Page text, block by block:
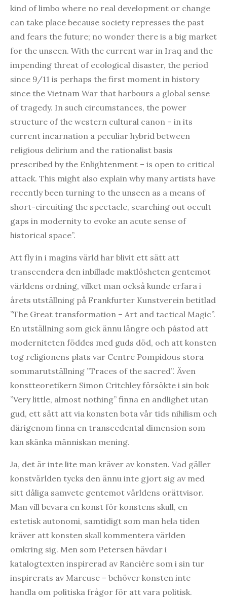
kind of limbo where no real development or change
can take place because society represses the past
and fears the future; no wonder there is a big market
for the unseen. With the current war in Iraq and the
impending threat of ecological disaster, the period
since 9/11 is perhaps the first moment in history
since the Vietnam War that harbours a global sense
of tragedy. In such circumstances, the power
structure of the western cultural canon – in its
current incarnation a peculiar hybrid between
religious delirium and the rationalist basis
prescribed by the Enlightenment – is open to critical
attack. This might also explain why many artists have
recently been turning to the unseen as a means of
short-circuiting the spectacle, searching out occult
gaps in modernity to evoke an acute sense of
historical space”.
Att fly in i magins värld har blivit ett sätt att
transcendera den inbillade maktlösheten gentemot
världens ordning, vilket man också kunde erfara i
årets utställning på Frankfurter Kunstverein betitlad
”The Great transformation – Art and tactical Magic”.
En utställning som gick ännu längre och påstod att
moderniteten föddes med guds död, och att konsten
tog religionens plats var Centre Pompidous stora
sommarutställning ”Traces of the sacred”. Även
konstteoretikern Simon Critchley försökte i sin bok
”Very little, almost nothing” finna en andlighet utan
gud, ett sätt att via konsten bota vår tids nihilism och
därigenom finna en transcedental dimension som
kan skänka människan mening.
Ja, det är inte lite man kräver av konsten. Vad gäller
konstvärlden tycks den ännu inte gjort sig av med
sitt dåliga samvete gentemot världens orättvisor.
Man vill bevara en konst för konstens skull, en
estetisk autonomi, samtidigt som man hela tiden
kräver att konsten skall kommentera världen
omkring sig. Men som Petersen hävdar i
katalogtexten inspirerad av Rancière som i sin tur
inspirerats av Marcuse – behöver konsten inte
handla om politiska frågor för att vara politisk.